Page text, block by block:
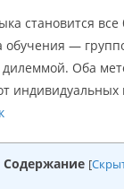
становится
—
Оба
Содержание [